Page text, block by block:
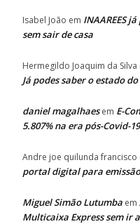
Isabel João em INAAREES
sem sair de casa
Hermegildo Joaquim da Silva
Já podes saber o estado
daniel magalhaesem E-
5.807% na era pós-Covid-19
Andre joe quilunda francisco
portal digital para
Miguel Simão Lutumba em
Multicaixa Express sem ir